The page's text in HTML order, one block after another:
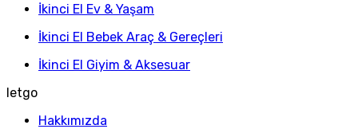
İkinci El Ev & Yaşam
İkinci El Bebek Araç & Gereçleri
İkinci El Giyim & Aksesuar
letgo
Hakkımızda